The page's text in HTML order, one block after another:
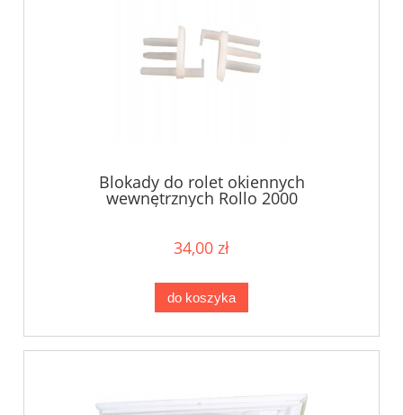
Blokady do rolet okiennych
wewnętrznych Rollo 2000
34,00 zł
do koszyka